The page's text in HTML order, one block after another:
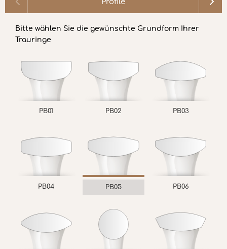
Profile
Bitte wählen Sie die gewünschte Grundform Ihrer
Trauringe
PB01 PB02 PB03
PB04 PB05 PB06